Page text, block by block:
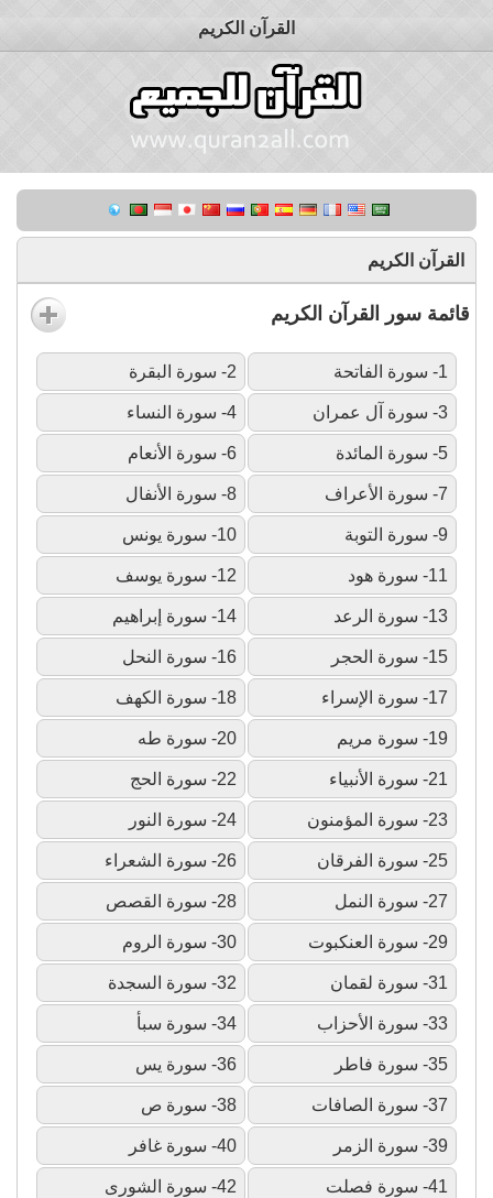
القرآن الكريم
القرآن الكريم
قائمة سور القرآن الكريم
1- سورة الفاتحة 2- سورة البقرة
3- سورة آل عمران 4- سورة النساء
5- سورة المائدة 6- سورة الأنعام
7- سورة الأعراف 8- سورة الأنفال
9- سورة التوبة 10- سورة يونس
11- سورة هود 12- سورة يوسف
13- سورة الرعد 14- سورة إبراهيم
15- سورة الحجر 16- سورة النحل
17- سورة الإسراء 18- سورة الكهف
19- سورة مريم 20- سورة طه
21- سورة الأنبياء 22- سورة الحج
23- سورة المؤمنون 24- سورة النور
25- سورة الفرقان 26- سورة الشعراء
27- سورة النمل 28- سورة القصص
29- سورة العنكبوت 30- سورة الروم
31- سورة لقمان 32- سورة السجدة
33- سورة الأحزاب 34- سورة سبأ
35- سورة فاطر 36- سورة يس
37- سورة الصافات 38- سورة ص
39- سورة الزمر 40- سورة غافر
41- سورة فصلت 42- سورة الشورى